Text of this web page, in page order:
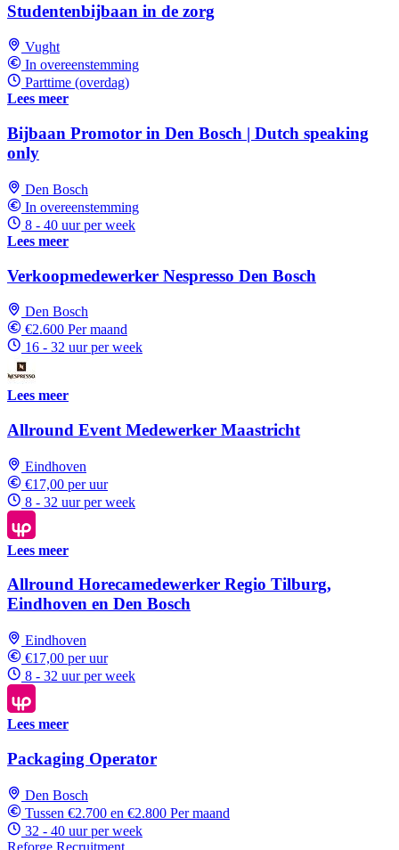
Studentenbijbaan in de zorg
Vught
In overeenstemming
Parttime (overdag)
Lees meer
Bijbaan Promotor in Den Bosch | Dutch speaking
only
Den Bosch
In overeenstemming
8 - 40 uur per week
Lees meer
Verkoopmedewerker Nespresso Den Bosch
Den Bosch
€2.600 Per maand
16 - 32 uur per week
Lees meer
Allround Event Medewerker Maastricht
Eindhoven
€17,00 per uur
8 - 32 uur per week
Lees meer
Allround Horecamedewerker Regio Tilburg,
Eindhoven en Den Bosch
Eindhoven
€17,00 per uur
8 - 32 uur per week
Lees meer
Packaging Operator
Den Bosch
Tussen €2.700 en €2.800 Per maand
32 - 40 uur per week
Reforge Recruitment